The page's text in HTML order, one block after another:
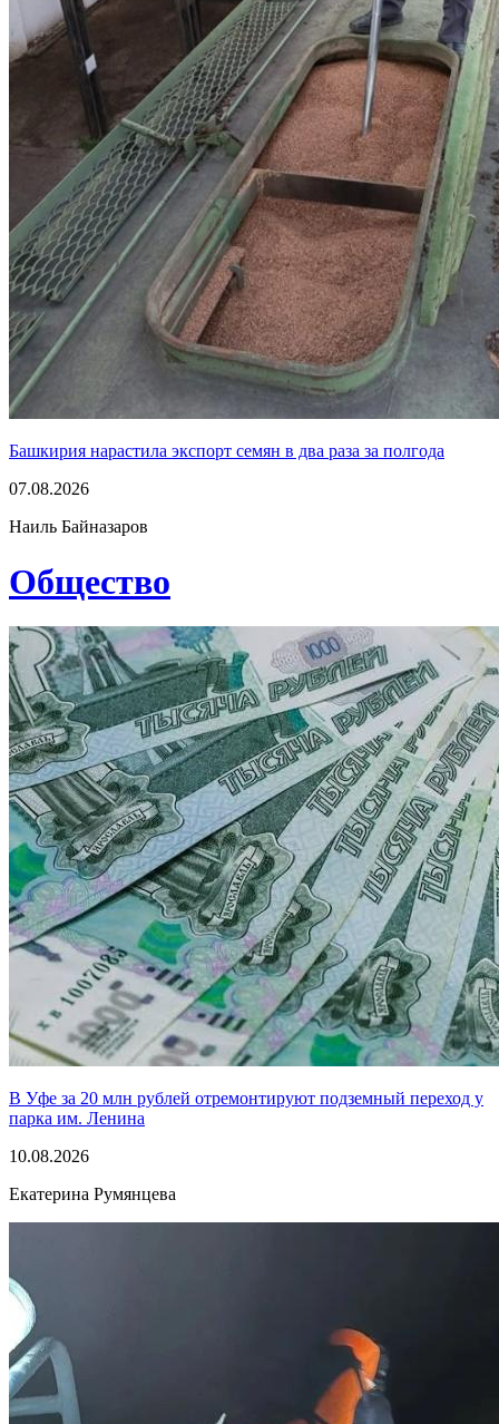
Башкирия нарастила экспорт семян в два раза за полгода
07.08.2026
Наиль Байназаров
Общество
В Уфе за 20 млн рублей отремонтируют подземный переход у
парка им. Ленина
10.08.2026
Екатерина Румянцева